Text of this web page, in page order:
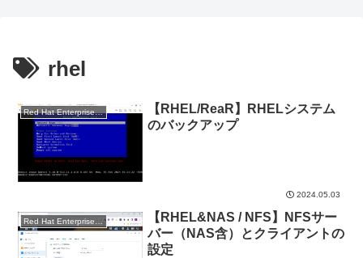
rhel
Red Hat Enterprise Linux
【RHEL/ReaR】RHELシステム
のバックアップ
2024.05.03
Red Hat Enterprise Linux
【RHEL&NAS / NFS】NFSサー
バー（NAS含）とクライアントの
設定